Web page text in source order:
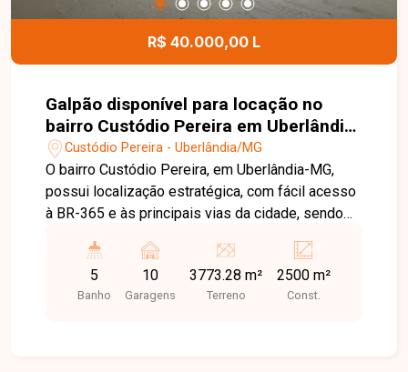
R$ 40.000,00 L
Galpão disponível para locação no
bairro Custódio Pereira em Uberlândia-
MGCustódio Pereira - Uberlândia/MG
O bairro Custódio Pereira, em Uberlândia-MG,
possui localização estratégica, com fácil acesso
à BR-365 e às principais vias da cidade, sendo
necessitam de logística eficiente, mobilidade e
infraestrutura para grandes operações. Imóvel
comercial com aproximadamente 2.500m² de
5
Banho
10
Garagens
3773.28 m²
Terreno
2500 m²
Const.